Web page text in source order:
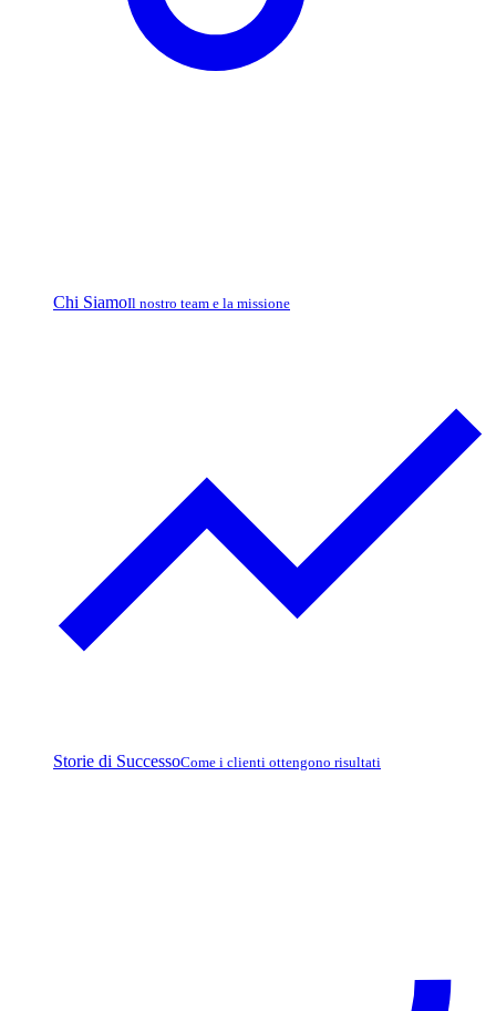
Chi SiamoIl nostro team e la missione
Storie di SuccessoCome i clienti ottengono risultati